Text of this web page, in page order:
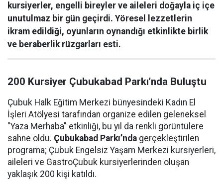
kursiyerler, engelli bireyler ve aileleri doğayla iç içe
unutulmaz bir gün geçirdi. Yöresel lezzetlerin
ikram edildiği, oyunların oynandığı etkinlikte birlik
ve beraberlik rüzgarları esti.
200 Kursiyer Çubukabad Parkı’nda Buluştu
Çubuk Halk Eğitim Merkezi bünyesindeki Kadın El
İşleri Atölyesi tarafından organize edilen geleneksel
"Yaza Merhaba" etkinliği, bu yıl da renkli görüntülere
sahne oldu. Çubukabad Parkı’nda gerçekleştirilen
programa; Çubuk Engelsiz Yaşam Merkezi kursiyerleri,
aileleri ve GastroÇubuk kursiyerlerinden oluşan
yaklaşık 200 kişi katıldı.